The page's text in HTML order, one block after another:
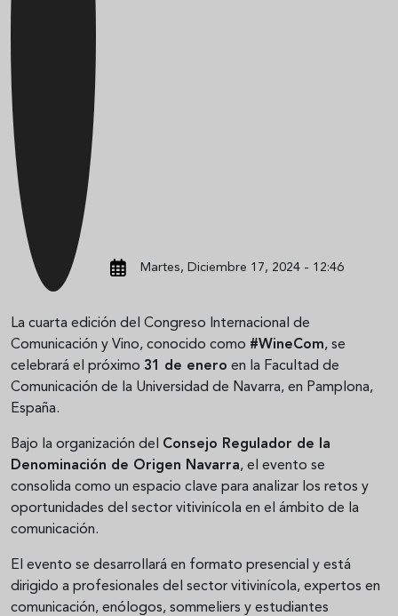
Martes, Diciembre 17, 2024 - 12:46
La cuarta edición del Congreso Internacional de
Comunicación y Vino, conocido como #WineCom, se
celebrará el próximo 31 de enero en la Facultad de
Comunicación de la Universidad de Navarra, en Pamplona,
España.
Bajo la organización del Consejo Regulador de la
Denominación de Origen Navarra, el evento se
consolida como un espacio clave para analizar los retos y
oportunidades del sector vitivinícola en el ámbito de la
comunicación.
El evento se desarrollará en formato presencial y está
dirigido a profesionales del sector vitivinícola, expertos en
comunicación, enólogos, sommeliers y estudiantes